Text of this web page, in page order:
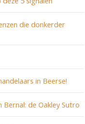
die donkerder
in Beerse!
de Oakley Sutro